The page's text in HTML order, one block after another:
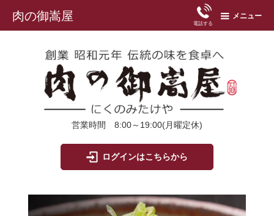
肉の御嵩屋
電話する
メニュー
営業時間 8:00～19:00(月曜定休)
ログインはこちらから